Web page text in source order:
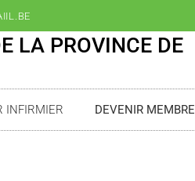
LA PROVINCE DE
INFIRMIER DEVENIR MEMBRE